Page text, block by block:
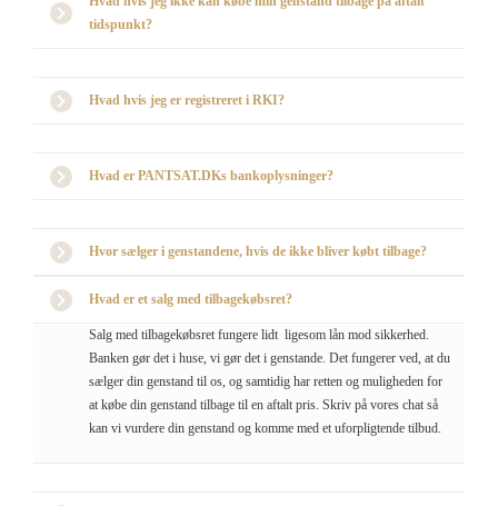
tidspunkt?
Hvad hvis jeg er registreret i RKI?
Hvad er PANTSAT.DKs bankoplysninger?
Hvor sælger i genstandene, hvis de ikke bliver købt tilbage?
Hvad er et salg med tilbagekøbsret?
Salg med tilbagekøbsret fungere lidt ligesom lån mod sikkerhed.
Banken gør det i huse, vi gør det i genstande. Det fungerer ved, at du
sælger din genstand til os, og samtidig har retten og muligheden for
at købe din genstand tilbage til en aftalt pris. Skriv på vores chat så
kan vi vurdere din genstand og komme med et uforpligtende tilbud.